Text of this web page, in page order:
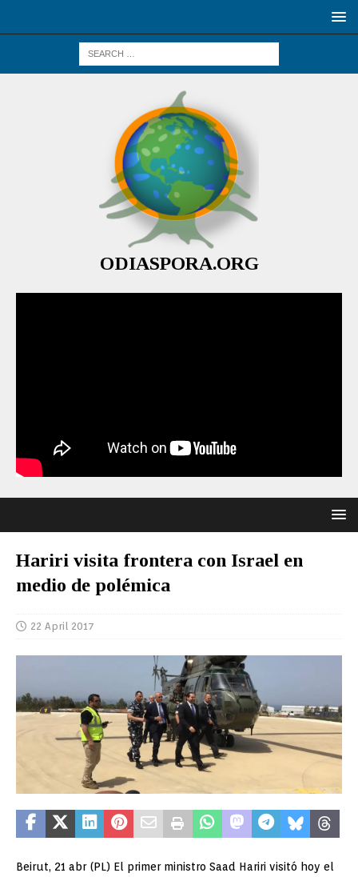
ODIASPORA.ORG
Hariri visita frontera con Israel en
medio de polémica
22 April 2017
Beirut, 21 abr (PL) El primer ministro Saad Hariri visitó hoy el